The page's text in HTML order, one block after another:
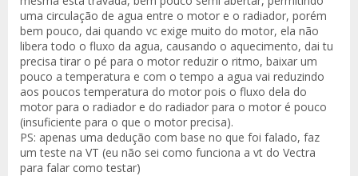
uma circulação de agua entre o motor e o radiador, porém
bem pouco, dai quando vc exige muito do motor, ela não
libera todo o fluxo da agua, causando o aquecimento, dai tu
precisa tirar o pé para o motor reduzir o ritmo, baixar um
pouco a temperatura e com o tempo a agua vai reduzindo
aos poucos temperatura do motor pois o fluxo dela do
motor para o radiador e do radiador para o motor é pouco
(insuficiente para o que o motor precisa).
PS: apenas uma dedução com base no que foi falado, faz
um teste na VT (eu não sei como funciona a vt do Vectra
para falar como testar)